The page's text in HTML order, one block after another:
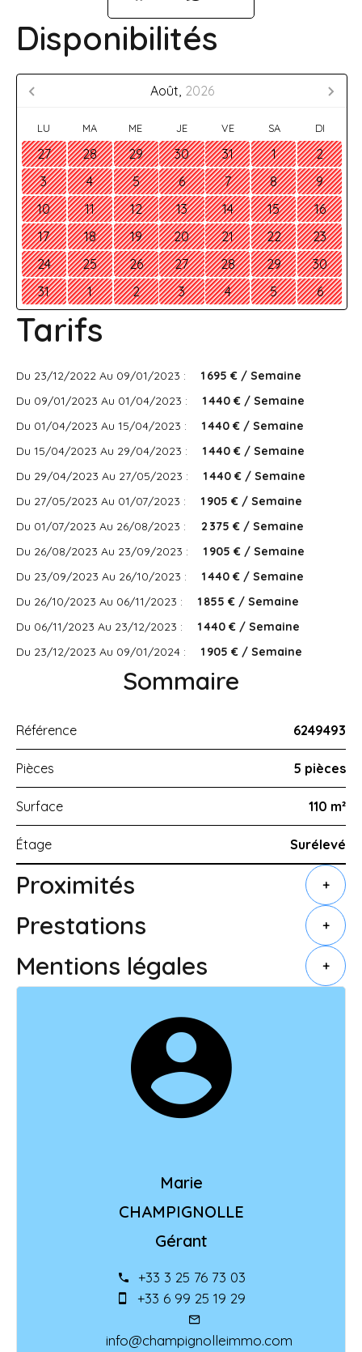
Disponibilités
Août, 2026
LU MA ME JE VE SA DI
27 28 29 30 31 1
2
3
4 5 6 7 8
9
10
11 12 13 14 15
16
17
18 19 20 21 22
23
24
25 26 27 28 29
30
31
1 2 3 4 5 6
Tarifs
Du 23/12/2022 Au 09/01/2023 :
1 695 € / Semaine
Du 09/01/2023 Au 01/04/2023 :
1 440 € / Semaine
Du 01/04/2023 Au 15/04/2023 :
1 440 € / Semaine
Du 15/04/2023 Au 29/04/2023 :
1 440 € / Semaine
Du 29/04/2023 Au 27/05/2023 :
1 440 € / Semaine
Du 27/05/2023 Au 01/07/2023 :
1 905 € / Semaine
Du 01/07/2023 Au 26/08/2023 :
2 375 € / Semaine
Du 26/08/2023 Au 23/09/2023 :
1 905 € / Semaine
Du 23/09/2023 Au 26/10/2023 :
1 440 € / Semaine
Du 26/10/2023 Au 06/11/2023 :
1 855 € / Semaine
Du 06/11/2023 Au 23/12/2023 :
1 440 € / Semaine
Du 23/12/2023 Au 09/01/2024 :
1 905 € / Semaine
Sommaire
Référence 6249493
Pièces 5 pièces
Surface 110 m²
Étage Surélevé
Proximités +
Prestations +
Mentions légales +
Marie
CHAMPIGNOLLE
Gérant
+33 3 25 76 73 03
+33 6 99 25 19 29
info@champignolleimmo.com